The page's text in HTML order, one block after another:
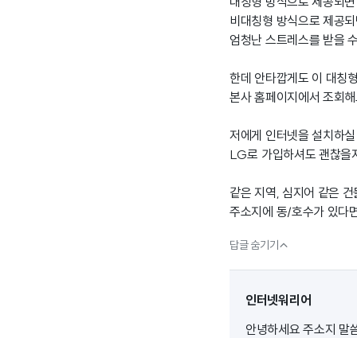
비대칭형 방식으로 제공
엄청난 스트레스를 받을
한데 안타깝게도 이 대칭
본사 홈페이지에서 조회
저에게 인터넷을 설치하
LG로 가입하셔도 괜찮을
같은 지역, 심지어 같은
주소지에 동/호수가 있다
답글 숨기기
인터넷워리어
안녕하세요 주소지 말